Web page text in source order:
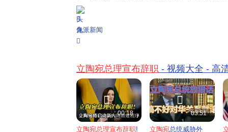
编辑：魏国峻 审核：吴祈 【来源：新华社】声明
犯您的合法权益，您可通过邮箱与我们取得联系，
九派新闻
立陶宛总理宣布辞职 - 视频大全 - 高

00:18
立陶宛总理宣布辞职!

03:51
立陶宛总统威胁外